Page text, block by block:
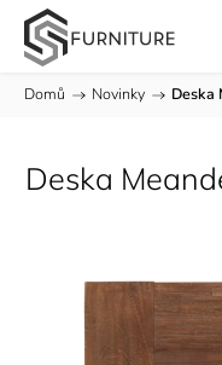
Domů / Novinky / Deska
Deska